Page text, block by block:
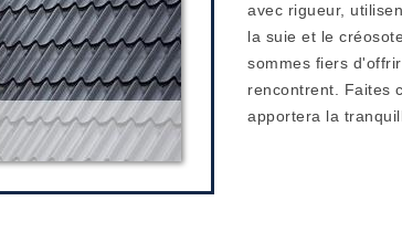
avec rigueur,
la suie et le
sommes fiers
rencontrent. Faites
apportera la